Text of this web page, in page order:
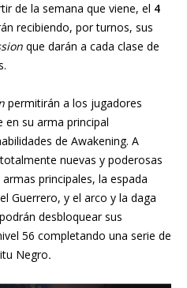
de la semana que viene, el 4
recibiendo, por turnos, sus
que darán a cada clase de
permitirán a los jugadores
en su arma principal
de Awakening. A
nuevas y poderosas
principales, la espada
Guerrero, y el arco y la daga
desbloquear sus
56 completando una serie de
Negro.